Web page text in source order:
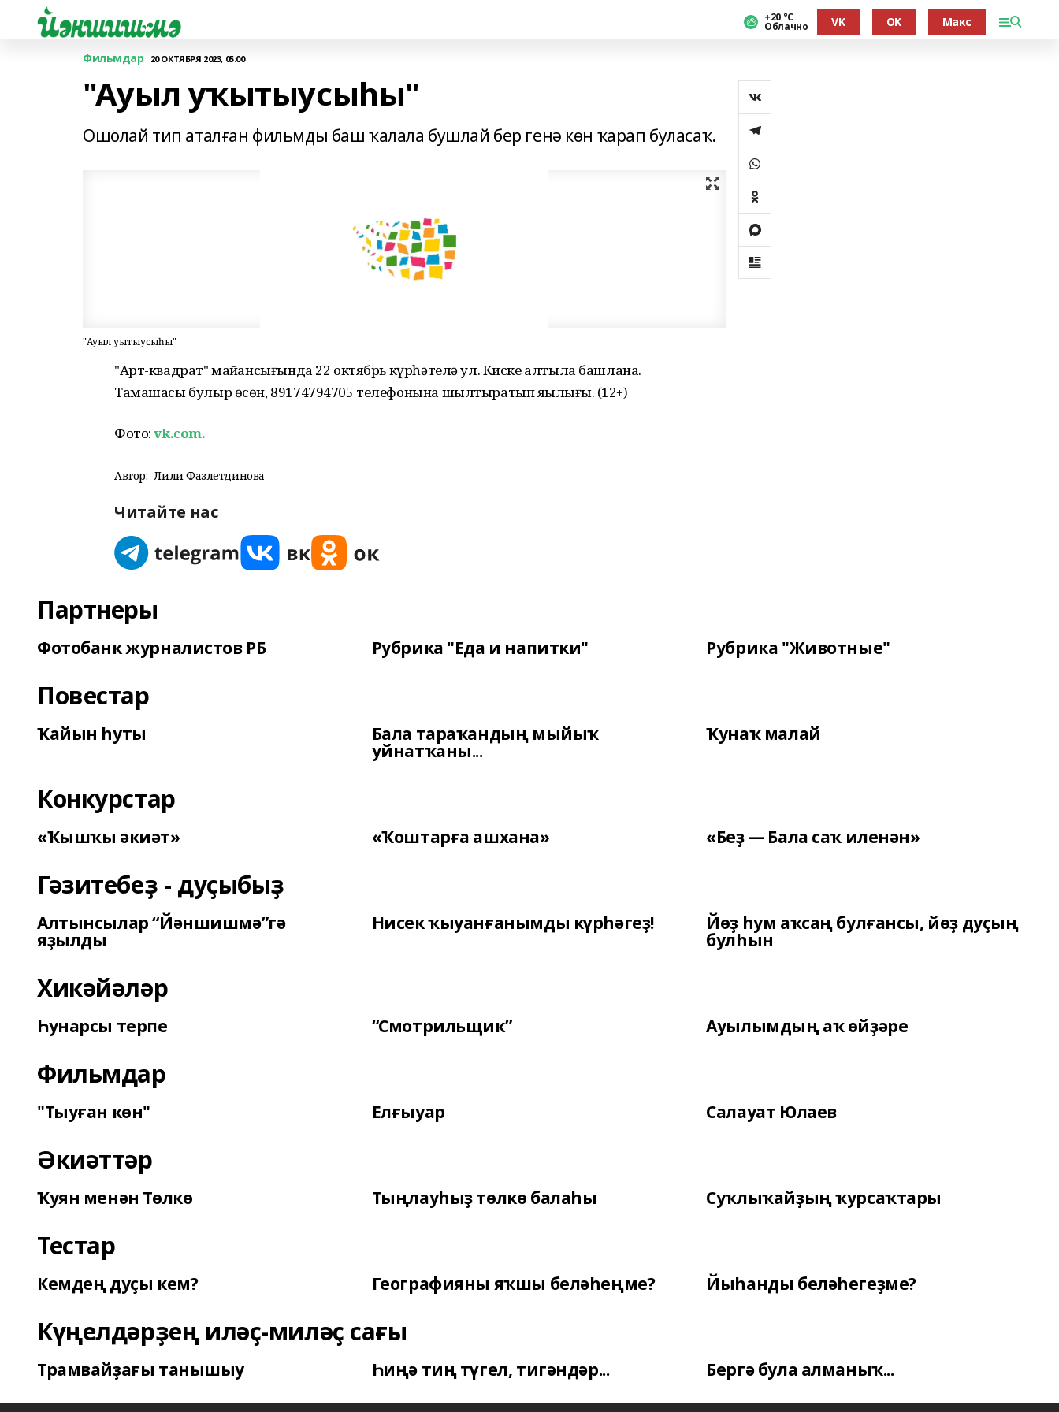
+20 °С
Облачно VK OK Макс
Фильмдар 20 ОКТЯБРЯ 2023, 05:00
"Ауыл уҡытыусыһы"
Ошолай тип аталған фильмды баш ҡалала бушлай бер генә көн ҡарап буласаҡ.
"Ауыл уҡытыусыһы"
"Арт-квадрат" майҙансығында 22 октябрь күрһәтелә ул. Киске алтыла башлана.
Тамашасы булыр өсөн, 89174794705 телефонына шылтыратып яҙылығыҙ. (12+)
Фото:vk.com.
Автор: Лилиә Фазлетдинова
Читайте нас
Партнеры
Фотобанк журналистов РБ Рубрика "Еда и напитки" Рубрика "Животные"
Повестар
Ҡайын һуты Бала тараҡандың мыйыҡ
уйнатҡаны...
Ҡунаҡ малай
Конкурстар
«Ҡышҡы әкиәт» «Ҡоштарға ашхана» «Беҙ — Бала саҡ иленән»
Гәзитебеҙ - дуҫыбыҙ
Алтынсылар “Йәншишмә”гә
яҙылды
Нисек ҡыуанғанымды күрһәгеҙ! Йөҙ һум аҡсаң булғансы, йөҙ дуҫың
булһын
Хикәйәләр
Һунарсы терпе “Смотрильщик” Ауылымдың аҡ өйҙәре
Фильмдар
"Тыуған көн" Елғыуар Салауат Юлаев
Әкиәттәр
Ҡуян менән Төлкө Тыңлауһыҙ төлкө балаһы Суҡлыҡайҙың ҡурсаҡтары
Тестар
Кемдең дуҫы кем? Географияны яҡшы беләһеңме? Йыһанды беләһегеҙме?
Күңелдәрҙең иләҫ-миләҫ сағы
Трамвайҙағы танышыу Һиңә тиң түгел, тигәндәр... Бергә була алманыҡ...